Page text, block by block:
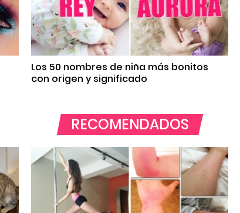
Los 50 nombres de niña más bonitos
con origen y significado
RECOMENDADOS